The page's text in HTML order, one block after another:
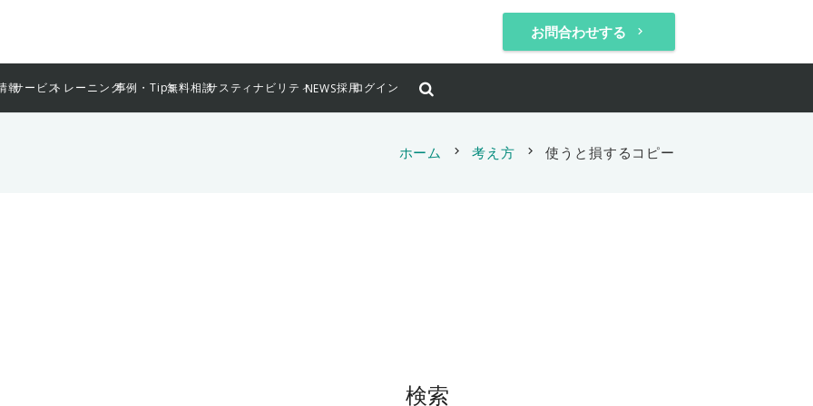
お問合わせする keyboard_arrow_right
報サービストレーニング事例・Tips無料相談サスティナビリティNEWS採用ログイン
ホーム chevron_right 考え方 chevron_right 使うと損するコピー
検索